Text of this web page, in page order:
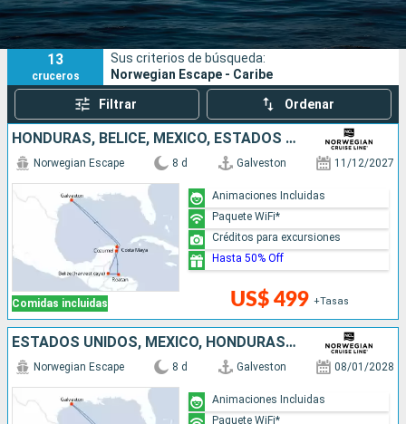
Puertos Compañías
Buscar
13
cruceros
Sus criterios de búsqueda:
Norwegian Escape - Caribe
Filtrar Ordenar
HONDURAS, BELICE, MÉXICO, ESTADOS UNIDOS
Comidas incluidas
Norwegian Escape 8 d Galveston 11/12/2027
US$ 499 +Tasas
Animaciones Incluidas
Paquete WiFi*
Créditos para excursiones
Hasta 50% Off
ESTADOS UNIDOS, MÉXICO, HONDURAS, BELICE
Norwegian Escape 8 d Galveston 08/01/2028
Animaciones Incluidas
Paquete WiFi*